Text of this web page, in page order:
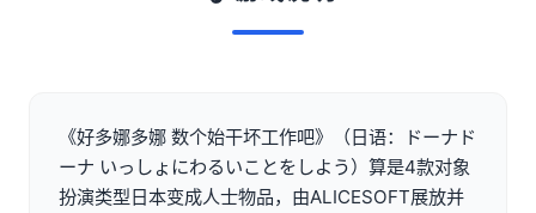
《好多娜多娜 数个始干坏工作吧》（日语：ドーナド
ーナ いっしょにわるいことをしよう）算是4款对象
扮演类型日本变成人士物品，由ALICESOFT展放并